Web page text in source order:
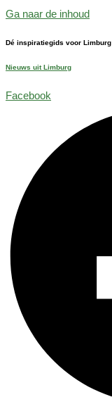
Ga naar de inhoud
Dé inspiratiegids voor Limburg
Nieuws uit Limburg
Facebook